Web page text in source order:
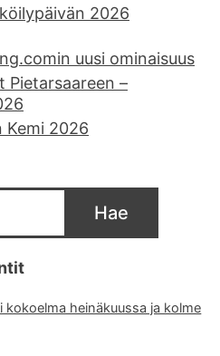
2026
uusi ominaisuus
–
Kemi 2026
Hae
kokoelma heinäkuussa ja kolme